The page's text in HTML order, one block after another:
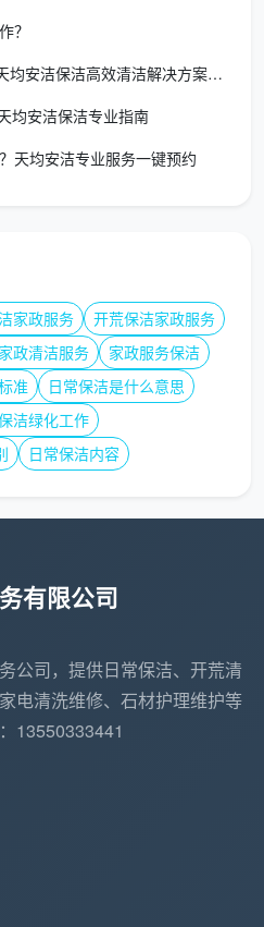
除甲醛服务怎么收
钱心里有数
间
”的价格，在2026年呈现出明
式为按建筑面积收费，常见
核心技术点
增加家具内部深度熏蒸、板
？
日常保洁2小时59元：成都天均安洁保洁高效清洁解决方案全解析
均安洁保洁专业指南
天均安洁专业服务一键预约
家政服务
开荒保洁家政服务
政清洁服务
家政服务保洁
准
日常保洁是什么意思
洁绿化工作
日常保洁内容
有限公司
公司，提供日常保洁、开荒清
电清洗维修、石材护理维护等
13550333441